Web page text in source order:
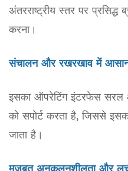
अंतरराष्ट्रीय स्तर पर
करना।
संचालन और रखरखाव में
इसका ऑपरेटिंग इंटरफेस सरल
को सपोर्ट करता है, जिससे
जाता है।